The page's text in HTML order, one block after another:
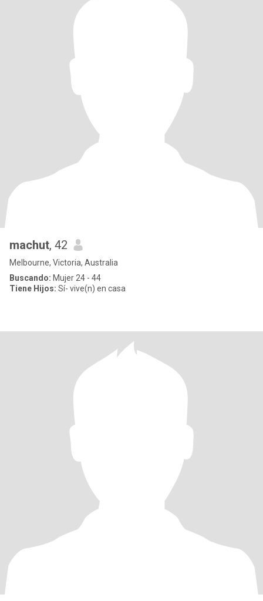
machut, 42
Melbourne, Victoria, Australia
Buscando: Mujer 24 - 44
Tiene Hijos: Sí- vive(n) en casa